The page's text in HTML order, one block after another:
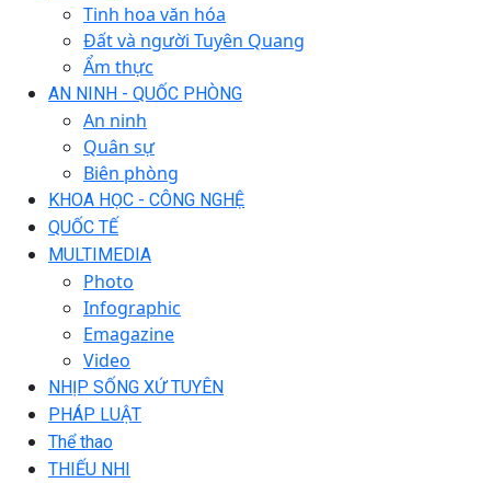
Tinh hoa văn hóa
Đất và người Tuyên Quang
Ẩm thực
AN NINH - QUỐC PHÒNG
An ninh
Quân sự
Biên phòng
KHOA HỌC - CÔNG NGHỆ
QUỐC TẾ
MULTIMEDIA
Photo
Infographic
Emagazine
Video
NHỊP SỐNG XỨ TUYÊN
PHÁP LUẬT
Thể thao
THIẾU NHI